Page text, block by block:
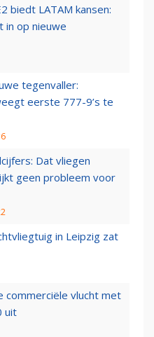
biedt LATAM kansen:
in op nieuwe
tegenvaller:
eerste 777-9’s te
Dat vliegen
geen probleem voor
in Leipzig zat
commerciële vlucht met
uit